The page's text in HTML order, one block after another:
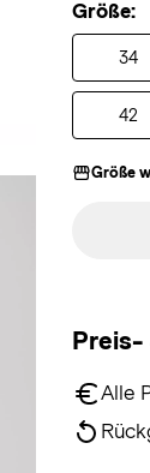
Größe:
34
42
Größe
Preis-
Alle